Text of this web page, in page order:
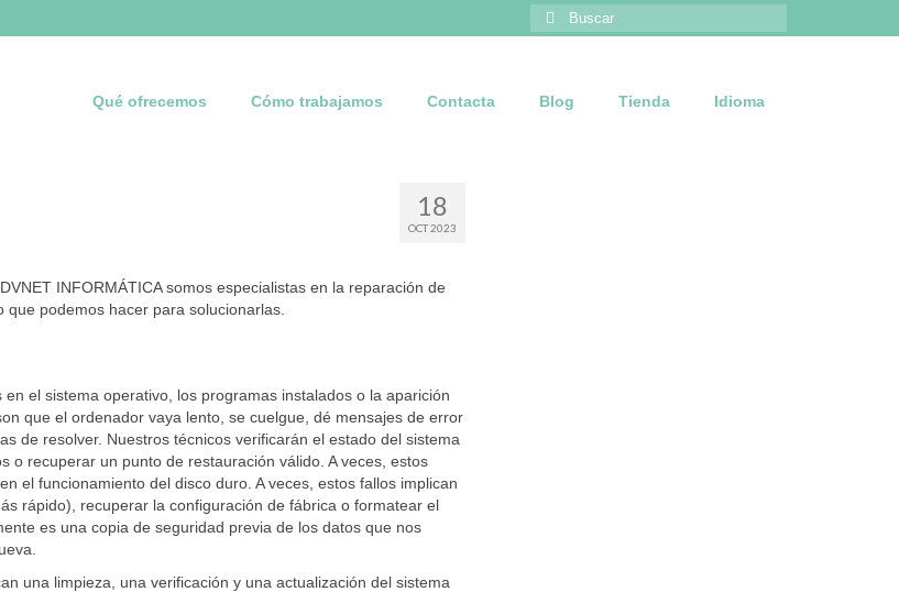
Buscar
por:
Qué ofrecemos Cómo trabajamos Contacta Blog Tienda Idioma
18
OCT 2023
INFORMÁTICA somos especialistas en la reparación de
podemos hacer para solucionarlas.
el sistema operativo, los programas instalados o la aparición
que el ordenador vaya lento, se cuelgue, dé mensajes de error
de resolver. Nuestros técnicos verificarán el estado del sistema
o recuperar un punto de restauración válido. A veces, estos
el funcionamiento del disco duro. A veces, estos fallos implican
rápido), recuperar la configuración de fábrica o formatear el
es una copia de seguridad previa de los datos que nos
una limpieza, una verificación y una actualización del sistema